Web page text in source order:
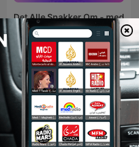
Det Alle Snakker Om - med
Siri og Kim